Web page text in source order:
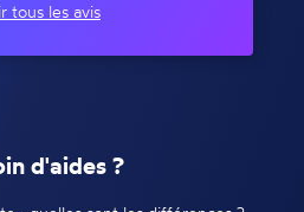
tous les avis
d'aides ?